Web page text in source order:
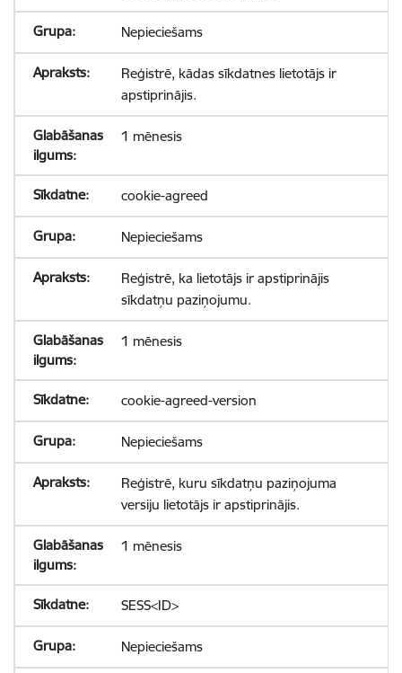
Nepieciešams
Reģistrē, kādas sīkdatnes lietotājs ir
apstiprinājis.
1 mēnesis
cookie-agreed
Nepieciešams
Reģistrē, ka lietotājs ir apstiprinājis
sīkdatņu paziņojumu.
1 mēnesis
cookie-agreed-version
Nepieciešams
Reģistrē, kuru sīkdatņu paziņojuma
versiju lietotājs ir apstiprinājis.
1 mēnesis
SESS<ID>
Nepieciešams